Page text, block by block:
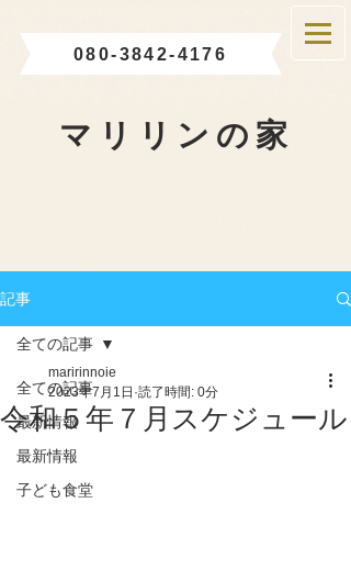
080-3842-4176
マリリンの家
記事
全ての記事
最新情報
最新情報
子ども食堂
全ての記事
令和５年７月スケジュール
maririnnoie
2023年7月1日 読了時間: 0分